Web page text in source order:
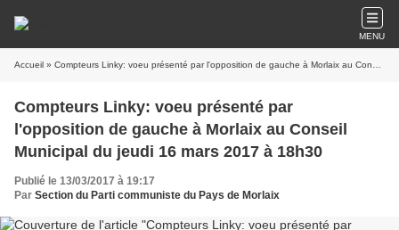
MENU
Accueil » Compteurs Linky: voeu présenté par l'opposition de gauche à Morlaix au Conseil Municipal du jeudi 16 mars 2017 à 18h30
Compteurs Linky: voeu présenté par
l'opposition de gauche à Morlaix au Conseil
Municipal du jeudi 16 mars 2017 à 18h30
Publié le 13/03/2017 à 19:17
Par Section du Parti communiste du Pays de Morlaix